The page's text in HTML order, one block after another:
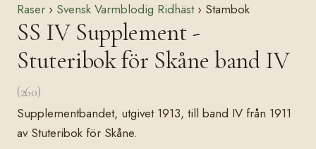
Raser › Svensk Varmblodig Ridhäst› Stambok
SS IV Supplement -
Stuteribok för Skåne band IV
(260)
Supplementbandet, utgivet 1913, till band IV från 1911
av Stuteribok för Skåne.